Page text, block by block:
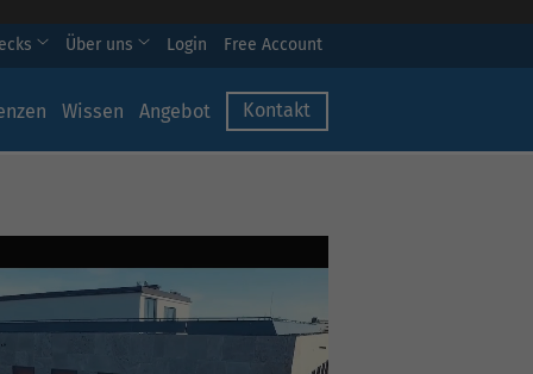
Über uns Login Free Account
Wissen Angebot Kontakt